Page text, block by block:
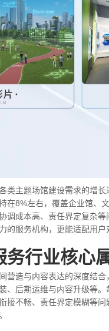
类主题场馆建设需求的增
在8%左右，覆盖企业馆、
调成本高、责任界定复杂
的服务机构，更能适配用
务行业核心
营造与内容表达的深度结
、后期运维与内容升级等
接不畅、责任界定模糊等